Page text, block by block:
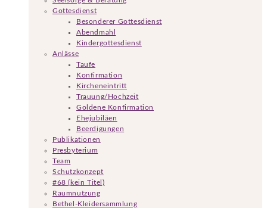
Gottesdienst
Besonderer Gottesdienst
Abendmahl
Kindergottesdienst
Anlässe
Taufe
Konfirmation
Kircheneintritt
Trauung/Hochzeit
Goldene Konfirmation
Ehejubiläen
Beerdigungen
Publikationen
Presbyterium
Team
Schutzkonzept
#68 (kein Titel)
Raumnutzung
Bethel-Kleidersammlung